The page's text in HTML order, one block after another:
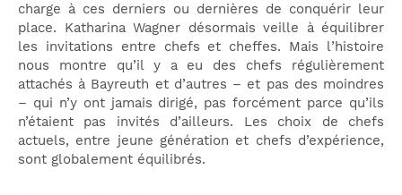
charge à ces derniers ou dernières de conquérir leur
place. Katharina Wagner désormais veille à équilibrer
les invitations entre chefs et cheffes. Mais l’histoire
nous montre qu’il y a eu des chefs régulièrement
attachés à Bayreuth et d’autres – et pas des moindres
– qui n’y ont jamais dirigé, pas forcément parce qu’ils
n’étaient pas invités d’ailleurs. Les choix de chefs
actuels, entre jeune génération et chefs d’expérience,
sont globalement équilibrés.